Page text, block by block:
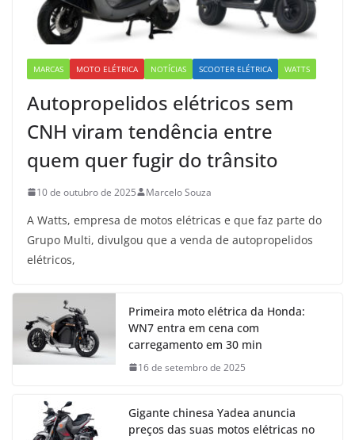
MARCAS MOTO ELÉTRICA NOTÍCIAS SCOOTER ELÉTRICA WATTS
Autopropelidos elétricos sem
CNH viram tendência entre
quem quer fugir do trânsito
10 de outubro de 2025 Marcelo Souza
A Watts, empresa de motos elétricas e que faz parte do
Grupo Multi, divulgou que a venda de autopropelidos
elétricos,
Primeira moto elétrica da Honda:
WN7 entra em cena com
carregamento em 30 min
16 de setembro de 2025
Gigante chinesa Yadea anuncia
preços das suas motos elétricas no